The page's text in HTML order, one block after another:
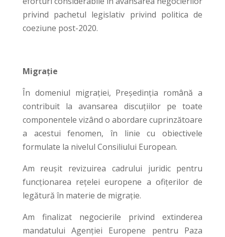
privind pachetul legislativ privind politica de
coeziune post-2020.
Migrație
În domeniul migrației, Președinția română a
contribuit la avansarea discuțiilor pe toate
componentele vizând o abordare cuprinzătoare
a acestui fenomen, în linie cu obiectivele
formulate la nivelul Consiliului European.
Am reușit revizuirea cadrului juridic pentru
funcționarea rețelei europene a ofițerilor de
legătură în materie de migrație.
Am finalizat negocierile privind extinderea
mandatului Agenției Europene pentru Paza